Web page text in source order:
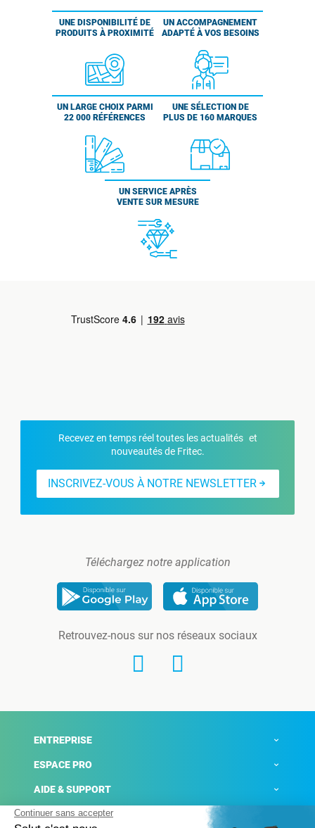
UNE DISPONIBILITÉ DE
PRODUITS À PROXIMITÉ
UN ACCOMPAGNEMENT
ADAPTÉ À VOS BESOINS
UN LARGE CHOIX PARMI
22 000 RÉFÉRENCES
UNE SÉLECTION DE
PLUS DE 160 MARQUES
UN SERVICE APRÈS
VENTE SUR MESURE
Recevez en temps réel toutes les actualités et
nouveautés de Fritec.
INSCRIVEZ-VOUS À NOTRE NEWSLETTER
Téléchargez notre application
Retrouvez-nous sur nos réseaux sociaux
ENTREPRISE
ESPACE PRO
AIDE & SUPPORT
ACTUALITÉS